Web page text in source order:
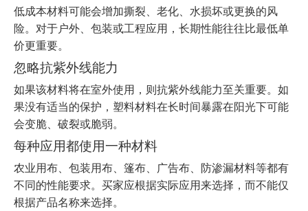
低成本材料可能会增加撕裂、老化、水损坏或更换的风
险。对于户外、包装或工程应用，长期性能往往比最低单
价更重要。
忽略抗紫外线能力
如果该材料将在室外使用，则抗紫外线能力至关重要。如
果没有适当的保护，塑料材料在长时间暴露在阳光下可能
会变脆、破裂或脆弱。
每种应用都使用一种材料
农业用布、包装用布、篷布、广告布、防渗漏材料等都有
不同的性能要求。买家应根据实际应用来选择，而不能仅
根据产品名称来选择。